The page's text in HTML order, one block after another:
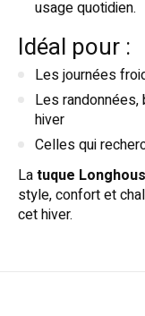
usage quotidien.
Idéal pour :
Les journées
Les
hiver
Celles qui
Latuque
style, confort et
cet hiver.